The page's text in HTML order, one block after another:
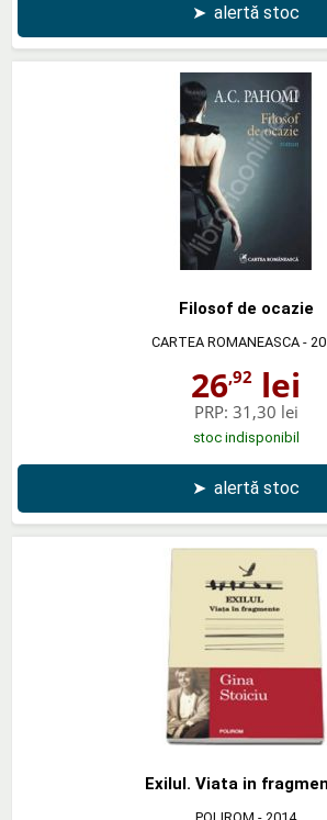
➤ alertă stoc
Filosof de ocazie
CARTEA ROMANEASCA-
26,92 lei
PRP: 31,30 lei
stoc indisponibil
➤ alertă stoc
Exilul. Viata in
POLIROM - 2014